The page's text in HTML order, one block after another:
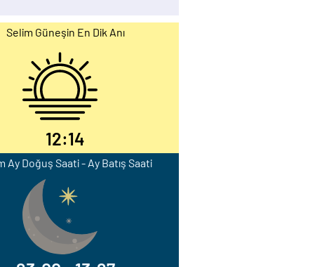
Selim Güneşin En Dik Anı
12:14
Ay Doğuş Saati - Ay Batış Saati